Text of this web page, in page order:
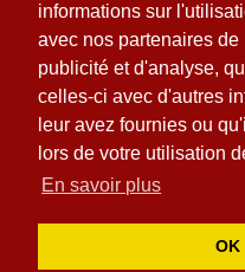
informations sur
avec nos partenaires
publicité et d'analyse,
celles-ci avec d'autres
leur avez fournies ou
lors de votre utilisation
En savoir plus
OK